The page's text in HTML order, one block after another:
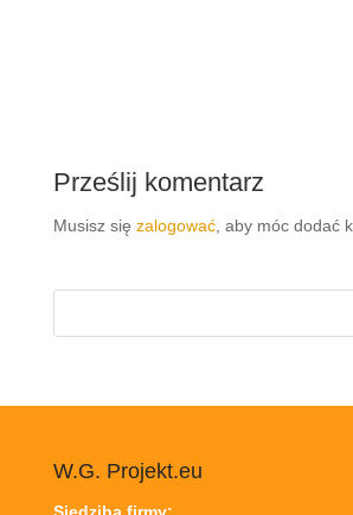
Prześlij komentarz
Musisz się zalogować, aby móc dodać
Szukaj:
W.G. Projekt.eu